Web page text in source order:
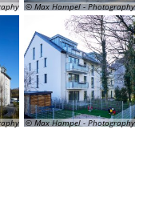
© Max Hampel - Photography
© Max Hampel - Photography